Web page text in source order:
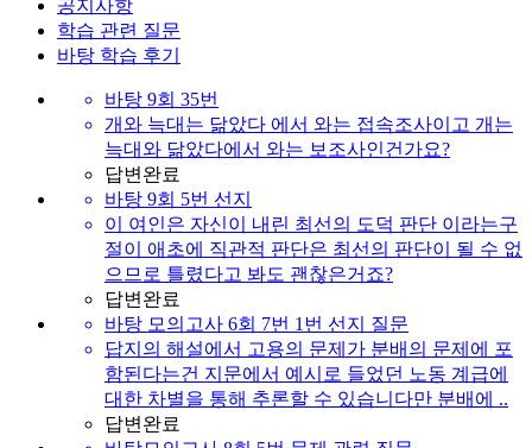
공지사항
학습 관련 질문
바탕 학습 후기
바탕 9회 35번
개와 늑대는 닮았다 에서 와는 접속조사이고 개는
늑대와 닮았다에서 와는 보조사인건가요?
답변완료
바탕 9회 5번 선지
이 여인은 자신이 내린 최선의 도덕 판단 이라는구
절이 애초에 직관적 판단은 최선의 판단이 될 수 없
으므로 틀렸다고 봐도 괜찮은거죠?
답변완료
바탕 모의고사 6회 7번 1번 선지 질문
답지의 해설에서 고용의 문제가 분배의 문제에 포
함된다는건 지문에서 예시로 들었던 노동 계급에
대한 차별을 통해 추론할 수 있습니다만 분배에 ..
답변완료